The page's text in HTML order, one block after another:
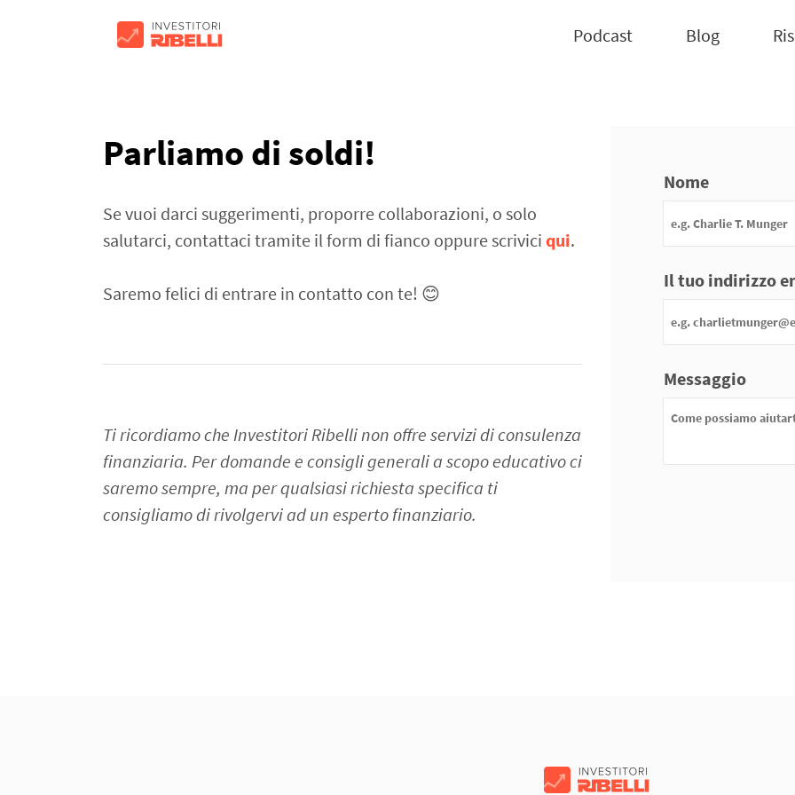
Podcast Blog
Parliamo di soldi!
Se vuoi darci suggerimenti, proporre collaborazioni, o solo
salutarci, contattaci tramite il form di fianco oppure scrivici qui.
Saremo felici di entrare in contatto con te! 😊
Ti ricordiamo che Investitori Ribelli non offre servizi di consulenza
finanziaria. Per domande e consigli generali a scopo educativo ci
saremo sempre, ma per qualsiasi richiesta specifica ti
consigliamo di rivolgervi ad un esperto finanziario.
Nome
Il tuo indirizzo
Messaggio